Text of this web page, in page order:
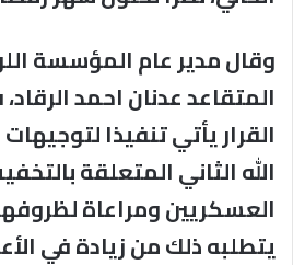
وقال مدير عام المؤسسة
المتقاعد عدنان احمد
القرار يأتي تنفيذا
الله الثاني المتعلقة
العسكريين ومراعاة
يتطلبه ذلك من زيادة في